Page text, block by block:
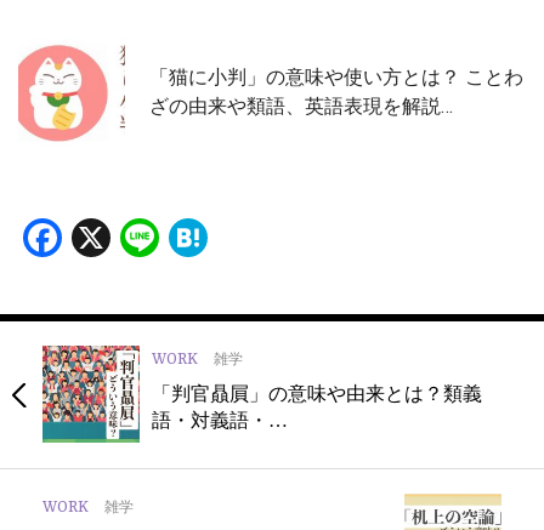
「猫に小判」の意味や使い方とは？ ことわ
ざの由来や類語、英語表現を解説…
Facebook
X Line
WORK 雑学
「判官贔屓」の意味や由来とは？類義
語・対義語・…
WORK 雑学